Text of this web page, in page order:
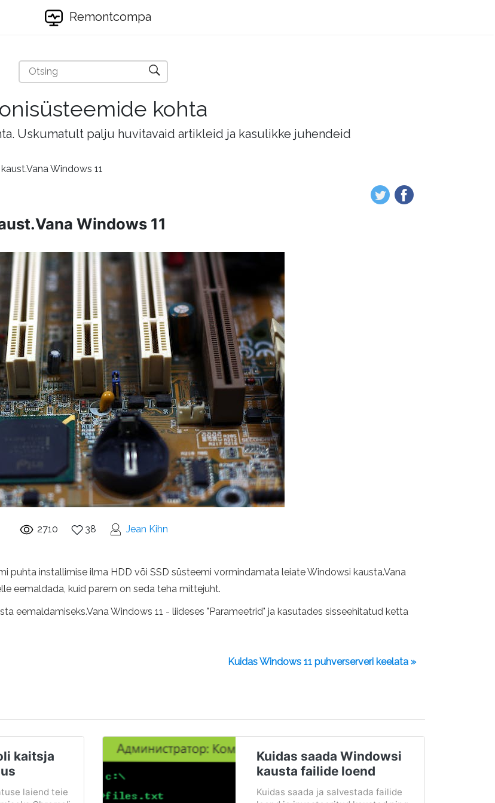
Remontcompa
kohta
Uskumatult palju huvitavaid artikleid ja kasulikke juhendeid
Windows 11
Windows 11
2710 38 Jean Kihn
puhta installimise ilma HDD või SSD süsteemi vormindamata leiate Windowsi kausta.Vana
eemaldada, kuid parem on seda teha mittejuht.
eemaldamiseks.Vana Windows 11 - liideses "Parameetrid" ja kasutades sisseehitatud ketta
Kuidas Windows 11 puhverserveri keelata »
kaitsja
laiend teie
Kuidas saada Windowsi
kausta failide loend
Kuidas saada ja salvestada failide